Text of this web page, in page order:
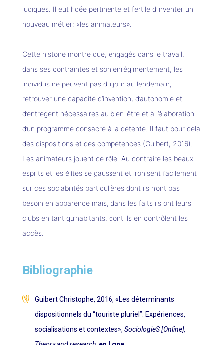
ludiques. Il eut l’idée pertinente et fertile d’inventer un
nouveau métier: «les animateurs».
Cette histoire montre que, engagés dans le travail,
dans ses contraintes et son enrégimentement, les
individus ne peuvent pas du jour au lendemain,
retrouver une capacité d’invention, d’autonomie et
d’entregent nécessaires au bien-être et à l’élaboration
d’un programme consacré à la détente. Il faut pour cela
des dispositions et des compétences (Guibert, 2016).
Les animateurs jouent ce rôle. Au contraire les beaux
esprits et les élites se gaussent et ironisent facilement
sur ces sociabilités particulières dont ils n’ont pas
besoin en apparence mais, dans les faits ils ont leurs
clubs en tant qu’habitants, dont ils en contrôlent les
accès.
Bibliographie
Guibert Christophe, 2016, «Les déterminants
dispositionnels du “touriste pluriel”. Expériences,
socialisations et contextes», SociologieS [Online],